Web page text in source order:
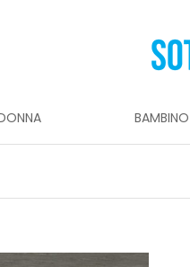
BAMBINO